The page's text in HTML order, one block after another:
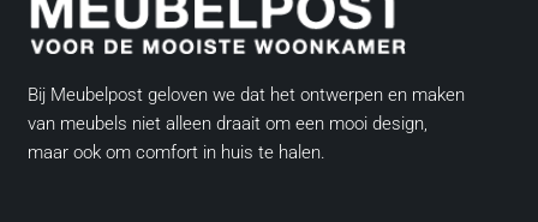
Bij Meubelpost geloven we dat het ontwerpen en maken
van meubels niet alleen draait om een mooi design,
maar ook om comfort in huis te halen.